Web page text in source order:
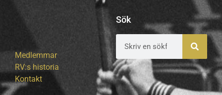
Medlemmar
RV:s historia
Kontakt
Sök